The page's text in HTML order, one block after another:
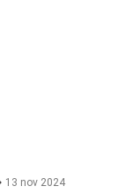
13 nov 2024